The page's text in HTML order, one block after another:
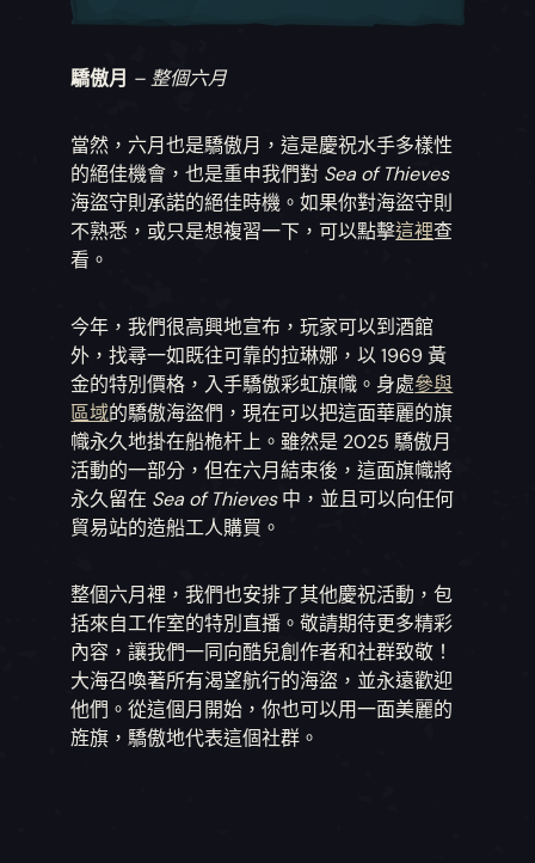
驕傲月 – 整個六月
當然，六月也是驕傲月，這是慶祝水手多樣性
的絕佳機會，也是重申我們對 Sea of Thieves
海盜守則承諾的絕佳時機。如果你對海盜守則
不熟悉，或只是想複習一下，可以點擊這裡查
看。
今年，我們很高興地宣布，玩家可以到酒館
外，找尋一如既往可靠的拉琳娜，以 1969 黃
金的特別價格，入手驕傲彩虹旗幟。身處參與
區域的驕傲海盜們，現在可以把這面華麗的旗
幟永久地掛在船桅杆上。雖然是 2025 驕傲月
活動的一部分，但在六月結束後，這面旗幟將
永久留在 Sea of Thieves中，並且可以向任何
貿易站的造船工人購買。
整個六月裡，我們也安排了其他慶祝活動，包
括來自工作室的特別直播。敬請期待更多精彩
內容，讓我們一同向酷兒創作者和社群致敬！
大海召喚著所有渴望航行的海盜，並永遠歡迎
他們。從這個月開始，你也可以用一面美麗的
旌旗，驕傲地代表這個社群。